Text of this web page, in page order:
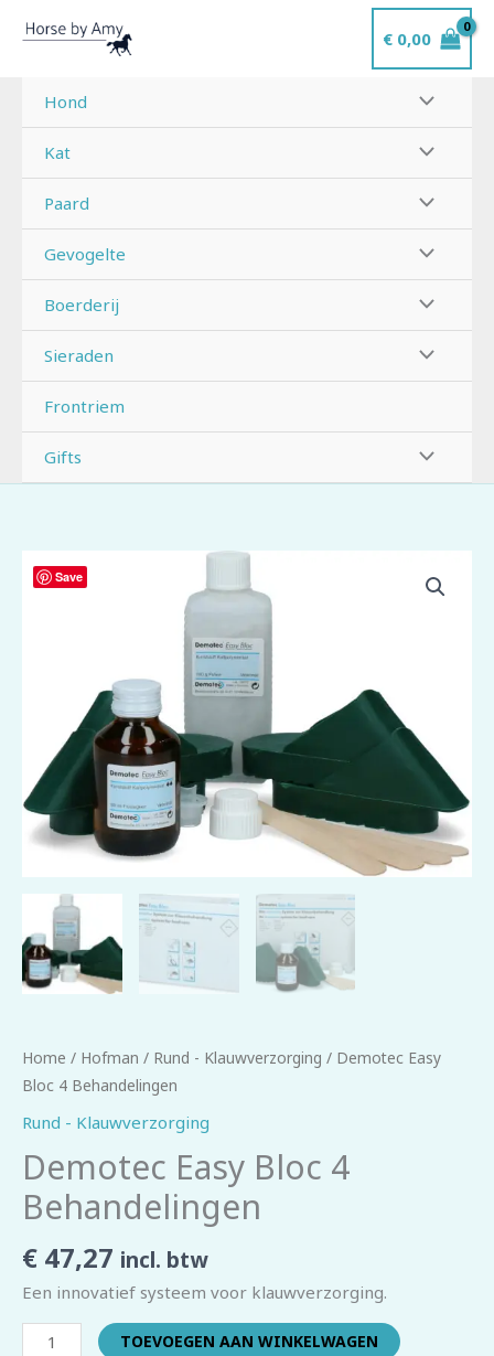
naar
inhoud
€0,00
Hond
Kat
Paard
Gevogelte
Boerderij
Sieraden
Frontriem
Gifts
Save
Home / Hofman / Rund - Klauwverzorging / Demotec Easy
Bloc 4 Behandelingen
Rund - Klauwverzorging
Demotec Easy Bloc 4
Behandelingen
€ 47,27 incl. btw
Een innovatief systeem voor klauwverzorging.
Demotec
Easy
Behandelingen
TOEVOEGEN AAN WINKELWAGEN